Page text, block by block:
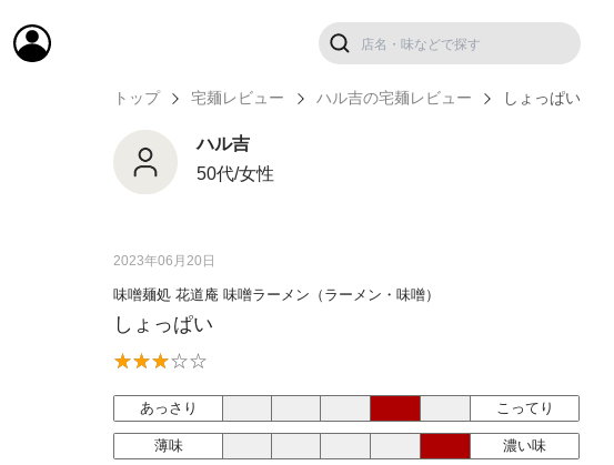
トップ 宅麺レビュー ハル吉の宅麺レビュー しょっぱい
ハル吉
50代/女性
2023年06月20日
味噌麺処 花道庵 味噌ラーメン（ラーメン・味噌）
しょっぱい
あっさり こってり
薄味 濃い味